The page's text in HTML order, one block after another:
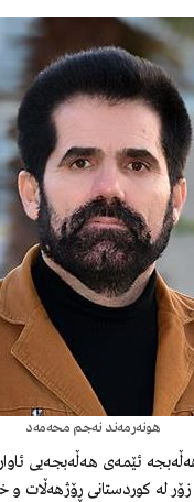
هونەرمەند نه‌جم محه‌مه‌د
ئێمه‌ی هه‌ڵه‌بجه‌یی
لە كوردستانی ڕۆژهەڵات و